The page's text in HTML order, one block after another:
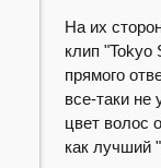
На их
клип "Tokyo
прямого
все-таки
цвет волос
как лучший